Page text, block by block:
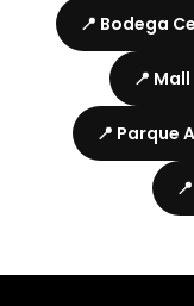
📍 Bodega
📍
📍 Parque